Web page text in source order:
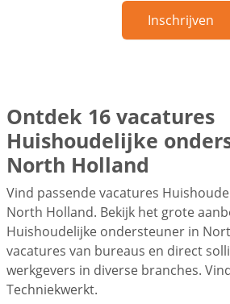
Inschrijven
Ontdek 16 vacatures
Huishoudelijke
North Holland
Vind passende vacatures
North Holland. Bekijk het grote
Huishoudelijke ondersteuner in
vacatures van bureaus en direct
werkgevers in diverse branches.
Techniekwerkt.